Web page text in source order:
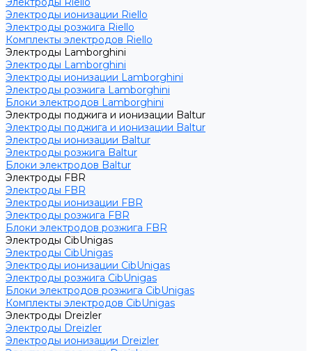
Электроды ионизации Riello
Электроды розжига Riello
Комплекты электродов Riello
Электроды Lamborghini
Электроды Lamborghini
Электроды ионизации Lamborghini
Электроды розжига Lamborghini
Блоки электродов Lamborghini
Электроды поджига и ионизации Baltur
Электроды поджига и ионизации Baltur
Электроды ионизации Baltur
Электроды розжига Baltur
Блоки электродов Baltur
Электроды FBR
Электроды FBR
Электроды ионизации FBR
Электроды розжига FBR
Блоки электродов розжига FBR
Электроды CibUnigas
Электроды CibUnigas
Электроды ионизации CibUnigas
Электроды розжига CibUnigas
Блоки электродов розжига CibUnigas
Комплекты электродов CibUnigas
Электроды Dreizler
Электроды Dreizler
Электроды ионизации Dreizler